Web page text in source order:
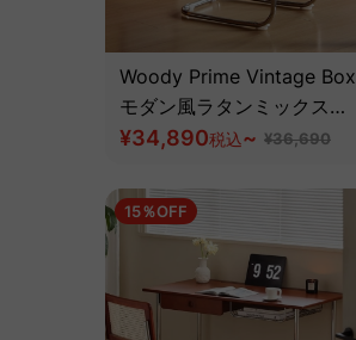
Woody Prime Vintage Box
モダン風ラタンミックスチ
ェア【高級天然ツゲ材】
20%OFF】
¥34,890税込~ ¥36,690
15％OFF